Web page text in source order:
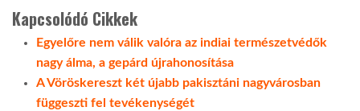
Kapcsolódó Cikkek
Egyelőre nem válik valóra az indiai természetvédők
nagy álma, a gepárd újrahonosítása
A Vöröskereszt két újabb pakisztáni nagyvárosban
függeszti fel tevékenységét